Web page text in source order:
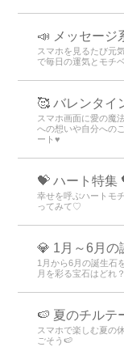
📣 メッセージ
スマホを見るたび元
で毎日の運気とモチ
🥰 バレンタイ
スマホ画面に愛の魔
への想いや自分への
ート♥️
💝 ハート特集
幸せを呼ぶハートモ
ってみて♡
💎 1月～6月の
1月から6月の誕生石
月を彩る宝石はどれ？
🍉 夏のチルテ
スマホで楽しむ夏の
ごそう🍉